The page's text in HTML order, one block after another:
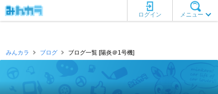
メニュー
ログイン
みんカラ ブログ ブログ一覧 [陽炎＠1号機]